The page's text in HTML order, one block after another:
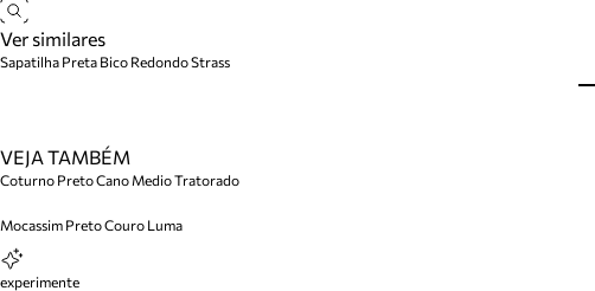
Ver similares
Sapatilha Preta Bico Redondo Strass
VEJA TAMBÉM
Coturno Preto Cano Medio Tratorado
Mocassim Preto Couro Luma
experimente